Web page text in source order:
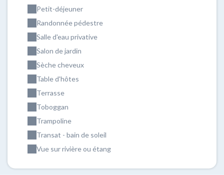
Petit-déjeuner
Randonnée pédestre
Salle d'eau privative
Salon de jardin
Sèche cheveux
Table d'hôtes
Terrasse
Toboggan
Trampoline
Transat - bain de soleil
Vue sur rivière ou étang